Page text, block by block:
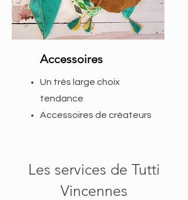
Accessoires
Un très large choix
tendance
Accessoires de créateurs
Les services de Tutti
Vincennes